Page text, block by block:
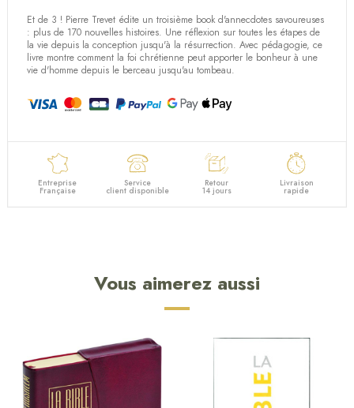
Et de 3 ! Pierre Trevet édite un troisième book d'annecdotes savoureuses
: plus de 170 nouvelles histoires. Une réflexion sur toutes les étapes de
la vie depuis la conception jusqu'à la résurrection. Avec pédagogie, ce
livre montre comment la foi chrétienne peut apporter le bonheur à une
vie d'homme depuis le berceau jusqu'au tombeau.
Entreprise
Française
Service
client disponible
Retour
14 jours
Livraison
rapide
Vous aimerez aussi